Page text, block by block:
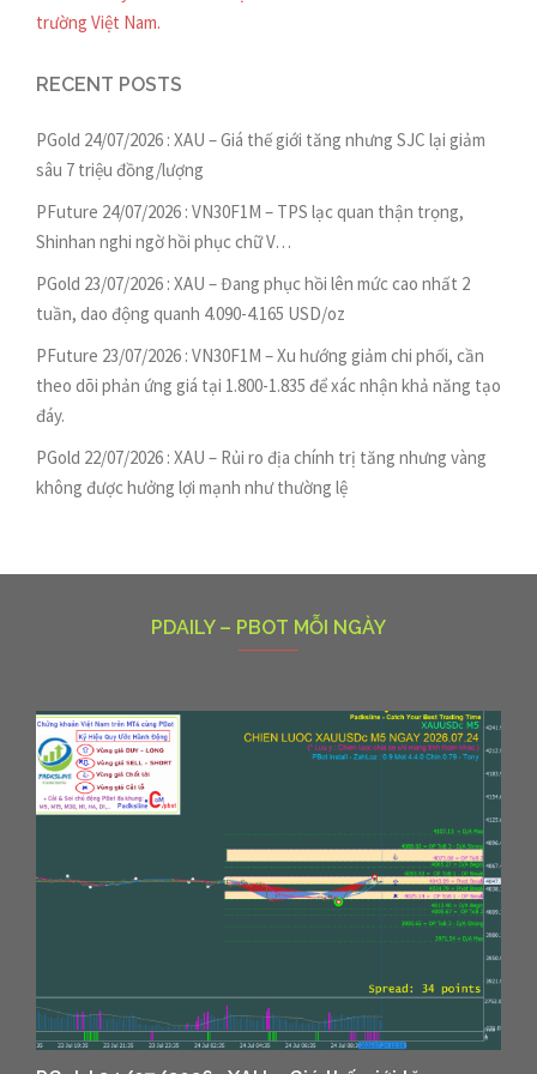
trường Việt Nam.
RECENT POSTS
PGold 24/07/2026 : XAU – Giá thế giới tăng nhưng SJC lại giảm
sâu 7 triệu đồng/lượng
PFuture 24/07/2026 : VN30F1M – TPS lạc quan thận trọng,
Shinhan nghi ngờ hồi phục chữ V…
PGold 23/07/2026 : XAU – Đang phục hồi lên mức cao nhất 2
tuần, dao động quanh 4.090-4.165 USD/oz
PFuture 23/07/2026 : VN30F1M – Xu hướng giảm chi phối, cần
theo dõi phản ứng giá tại 1.800-1.835 để xác nhận khả năng tạo
đáy.
PGold 22/07/2026 : XAU – Rủi ro địa chính trị tăng nhưng vàng
không được hưởng lợi mạnh như thường lệ
PDAILY – PBOT MỖI NGÀY